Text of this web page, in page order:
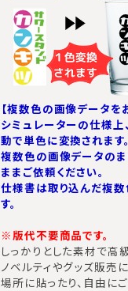
【複数色の画像データを
シミュレーターの仕様上
動で単色に変換されます。
複数色の画像データの
ままご依頼ください。
仕様書は取り込んだ複
す。
※版代不要商品です。
しっかりとした素材で高
ノベルティやグッズ販売に
場所に貼ったり、自由に